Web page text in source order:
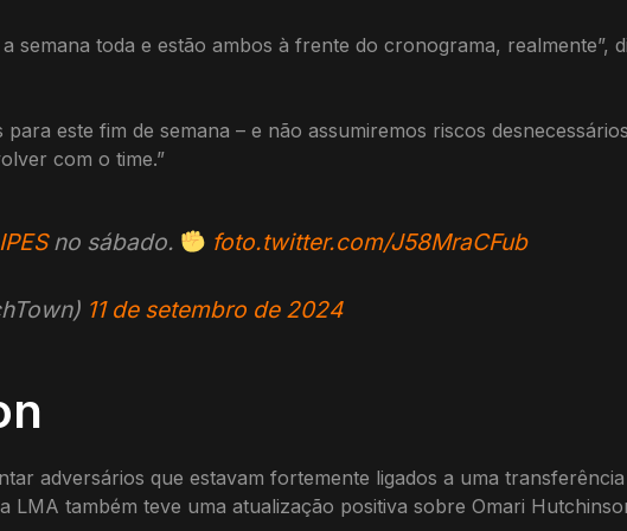
semana toda e estão ambos à frente do cronograma, realmente”,
este fim de semana – e não assumiremos riscos
com o time.”
no sábado. foto.twitter.com/J58MraCFub
11 de setembro de 2024
adversários que estavam fortemente ligados a uma
também teve uma atualização positiva sobre Omari